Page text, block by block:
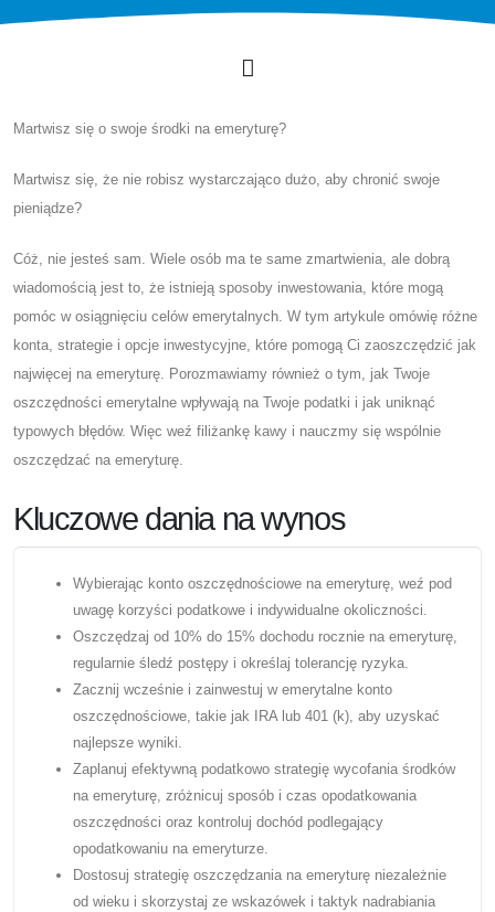
Martwisz się o swoje środki na emeryturę?
Martwisz się, że nie robisz wystarczająco dużo, aby chronić swoje
pieniądze?
Cóż, nie jesteś sam. Wiele osób ma te same zmartwienia, ale dobrą
wiadomością jest to, że istnieją sposoby inwestowania, które mogą
pomóc w osiągnięciu celów emerytalnych. W tym artykule omówię różne
konta, strategie i opcje inwestycyjne, które pomogą Ci zaoszczędzić jak
najwięcej na emeryturę. Porozmawiamy również o tym, jak Twoje
oszczędności emerytalne wpływają na Twoje podatki i jak uniknąć
typowych błędów. Więc weź filiżankę kawy i nauczmy się wspólnie
oszczędzać na emeryturę.
Kluczowe dania na wynos
Wybierając konto oszczędnościowe na emeryturę, weź pod
uwagę korzyści podatkowe i indywidualne okoliczności.
Oszczędzaj od 10% do 15% dochodu rocznie na emeryturę,
regularnie śledź postępy i określaj tolerancję ryzyka.
Zacznij wcześnie i zainwestuj w emerytalne konto
oszczędnościowe, takie jak IRA lub 401 (k), aby uzyskać
najlepsze wyniki.
Zaplanuj efektywną podatkowo strategię wycofania środków
na emeryturę, zróżnicuj sposób i czas opodatkowania
oszczędności oraz kontroluj dochód podlegający
opodatkowaniu na emeryturze.
Dostosuj strategię oszczędzania na emeryturę niezależnie
od wieku i skorzystaj ze wskazówek i taktyk nadrabiania